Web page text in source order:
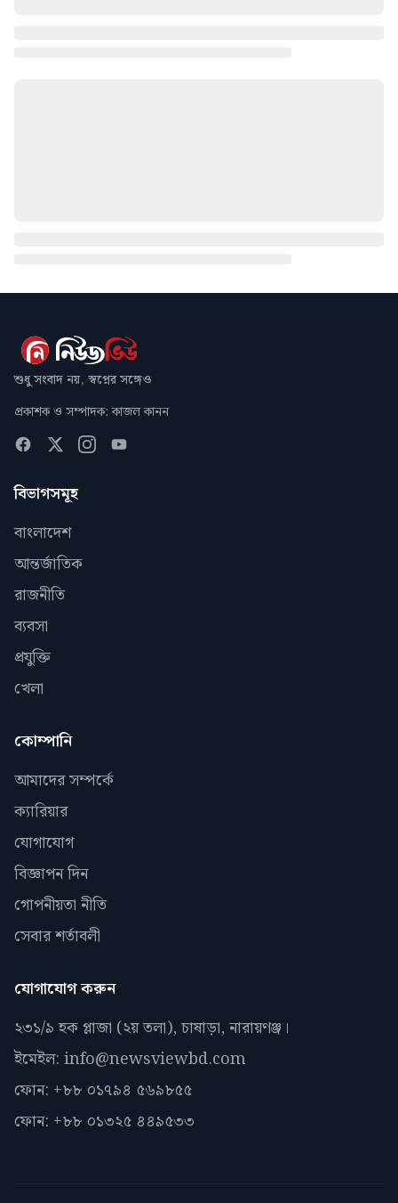
শুধু সংবাদ নয়, স্বপ্নের সঙ্গেও
প্রকাশক ও সম্পাদক: কাজল কানন
বিভাগসমূহ
বাংলাদেশ
আন্তর্জাতিক
রাজনীতি
ব্যবসা
প্রযুক্তি
খেলা
কোম্পানি
আমাদের সম্পর্কে
ক্যারিয়ার
যোগাযোগ
বিজ্ঞাপন দিন
গোপনীয়তা নীতি
সেবার শর্তাবলী
যোগাযোগ করুন
২৩১/৯ হক প্লাজা (২য় তলা), চাষাড়া, নারায়ণঞ্জ।
ইমেইল: info@newsviewbd.com
ফোন: +৮৮ ০১৭৯৪ ৫৬৯৮৫৫
ফোন: +৮৮ ০১৩২৫ ৪৪৯৫৩৩